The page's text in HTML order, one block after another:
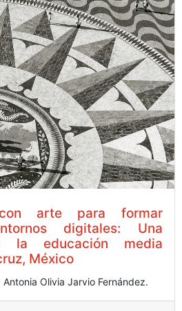
con arte para formar
digitales: Una
la educación media
México
Antonia Olivia Jarvio Fernández.